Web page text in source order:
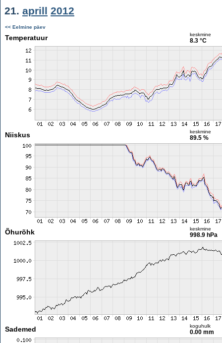
21. aprill 2012
<< Eelmine päev
Temperatuur keskmine
8.3 °C
Niiskus keskmine
89.5 %
Õhurõhk keskmine
998.9 hPa
Sademed koguhulk
0.00 mm